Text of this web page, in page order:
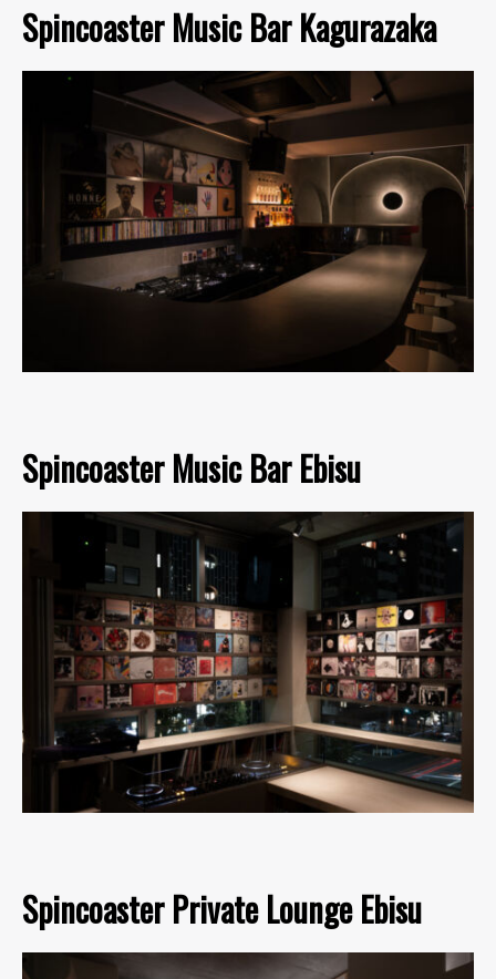
Spincoaster Music Bar Kagurazaka
Spincoaster Music Bar Ebisu
Spincoaster Private Lounge Ebisu